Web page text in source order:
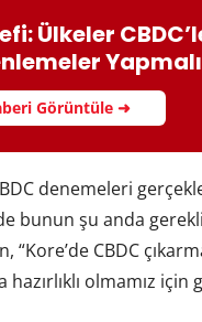
Ülkeler
Yapmalı
Görüntüle ➜
denemeleri
bunun şu anda
“Kore’de CBDC
hazırlıklı olmamız